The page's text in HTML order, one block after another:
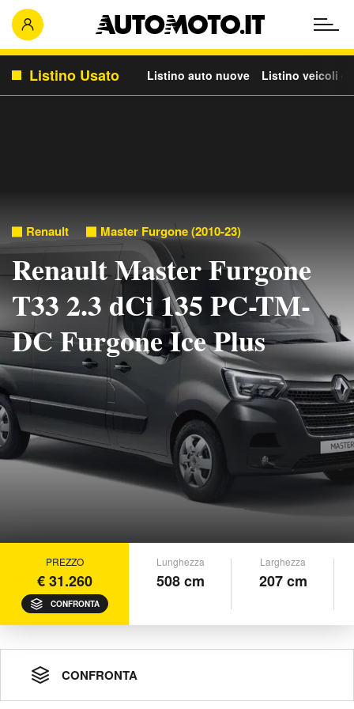
Listino Usato Listino auto nuove Listino veicoli
Renault Master Furgone (2010-23)
Renault Master Furgone
T33 2.3 dCi 135 PC-TM-
DC Furgone Ice Plus
PREZZO
€ 31.260
CONFRONTA
Lunghezza
508 cm
Larghezza
207 cm
CONFRONTA